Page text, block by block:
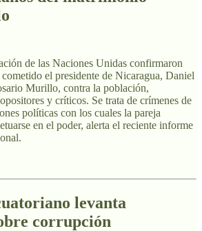
de las Naciones Unidas confirmaron
el presidente de Nicaragua, Daniel
Murillo, contra la población,
y críticos. Se trata de crímenes de
políticas con los cuales la pareja
en el poder, alerta el reciente informe
levanta
corrupción